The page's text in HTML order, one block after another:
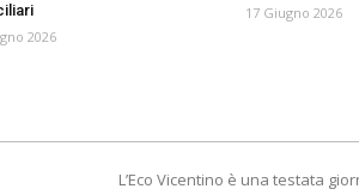
2026
17 Giugno 2026
L’Eco Vicentino è una testata